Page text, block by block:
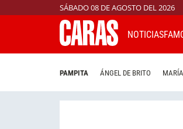
SÁBADO 08 DE AGOSTO DEL 2026
NOTICIAS
PAMPITA ÁNGEL DE BRITO